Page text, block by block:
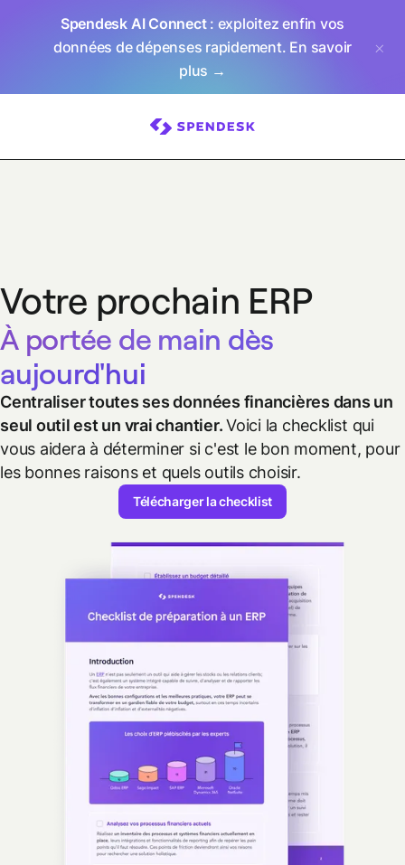
Spendesk AI Connect: exploitez enfin vos
données de dépenses rapidement. En savoir
plus →
Votre prochain ERP
À portée de main dès
aujourd'hui
Centraliser toutes ses données financières dans un
seul outil est un vrai chantier.Voici la checklist qui
vous aidera à déterminer si c'est le bon moment, pour
les bonnes raisons et quels outils choisir.
Télécharger la checklist